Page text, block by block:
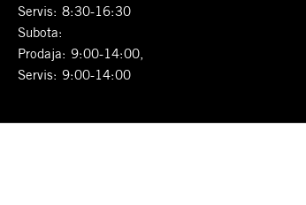
Servis: 8:30-16:30
Subota:
Prodaja: 9:00-14:00,
Servis: 9:00-14:00